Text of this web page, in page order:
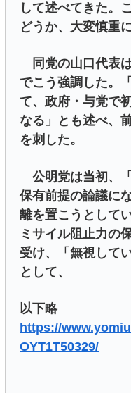
して述べてきた。
どうか、大変慎重
同党の山口代表
でこう強調した。
て、政府・与党で
なる」とも述べ、
を刺した。
公明党は当初、
保有前提の論議に
離を置こうとして
ミサイル阻止力の
受け、「無視して
として、
以下略
https://
OYT1T50329/